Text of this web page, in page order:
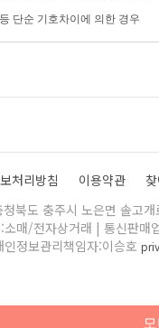
단순 기호차이에 의한 경우
처리방침 이용약관
북도 충주시 노은면 솔고
매/전자상거래 | 통신판매
정보관리책임자:이승호